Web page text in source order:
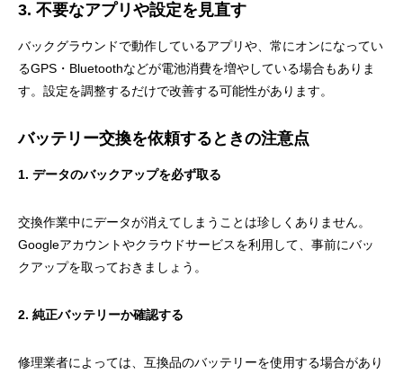
3. 不要なアプリや設定を見直す
バックグラウンドで動作しているアプリや、常にオンになってい
るGPS・Bluetoothなどが電池消費を増やしている場合もありま
す。設定を調整するだけで改善する可能性があります。
バッテリー交換を依頼するときの注意点
1. データのバックアップを必ず取る
交換作業中にデータが消えてしまうことは珍しくありません。
Googleアカウントやクラウドサービスを利用して、事前にバッ
クアップを取っておきましょう。
2. 純正バッテリーか確認する
修理業者によっては、互換品のバッテリーを使用する場合があり